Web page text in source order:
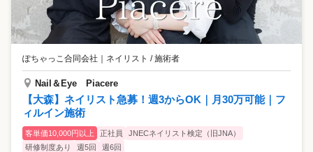
ぽちゃっこ合同会社 ネイリスト / 施術者
Nail＆Eye Piacere
【大森】ネイリスト急募！週3からOK｜月30万可能｜フ
ィルイン施術
客単価10,000円以上 正社員
JNECネイリスト検定（旧JNA）
研修制度あり
週5回 週6回